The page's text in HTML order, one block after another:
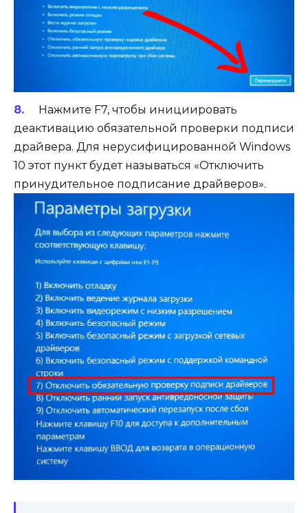
Нажмите F7, чтобы инициировать
деактивацию обязательной проверки подписи
драйвера. Для нерусифицированной Windows
10 этот пункт будет называться «Отключить
принудительное подписание драйверов».